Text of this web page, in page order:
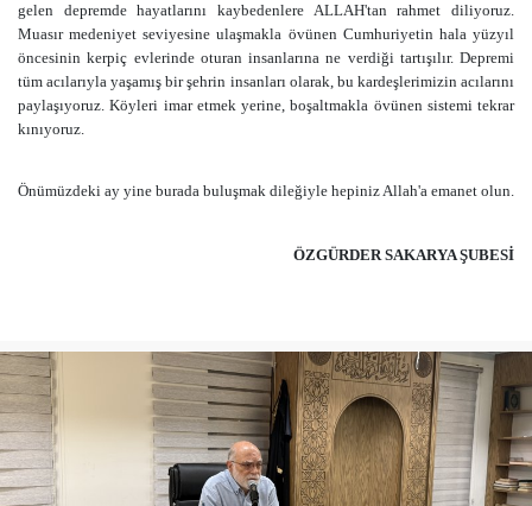
gelen depremde hayatlarını kaybedenlere ALLAH'tan rahmet diliyoruz.
Muasır medeniyet seviyesine ulaşmakla övünen Cumhuriyetin hala yüzyıl
öncesinin kerpiç evlerinde oturan insanlarına ne verdiği tartışılır. Depremi
tüm acılarıyla yaşamış bir şehrin insanları olarak, bu kardeşlerimizin acılarını
paylaşıyoruz. Köyleri imar etmek yerine, boşaltmakla övünen sistemi tekrar
kınıyoruz.
Önümüzdeki ay yine burada buluşmak dileğiyle hepiniz Allah'a emanet olun.
ÖZGÜRDER SAKARYA ŞUBESİ